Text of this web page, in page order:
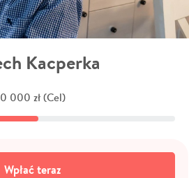
Kacperka
000 zł (Cel)
Wpłać teraz